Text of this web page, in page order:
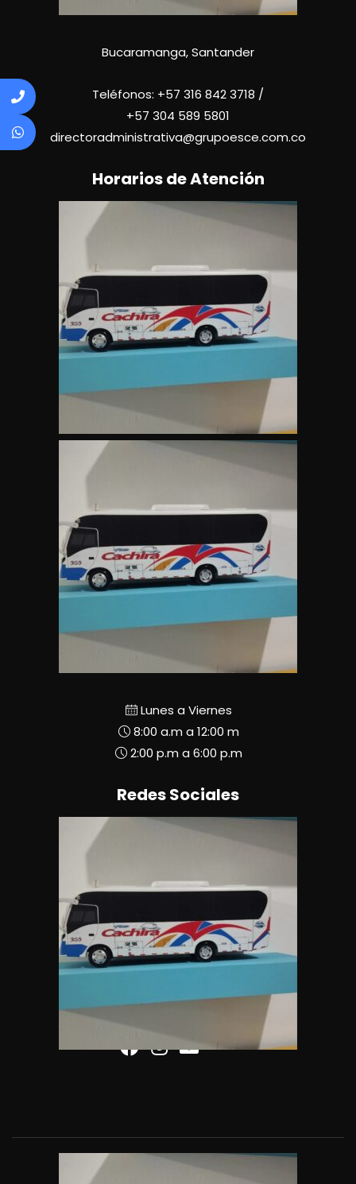
Bucaramanga, Santander
Teléfonos: +57 316 842 3718 /
+57 304 589 5801
directoradministrativa@grupoesce.com.co
Horarios de Atención
Lunes a Viernes
8:00 a.m a 12:00 m
2:00 p.m a 6:00 p.m
Redes Sociales